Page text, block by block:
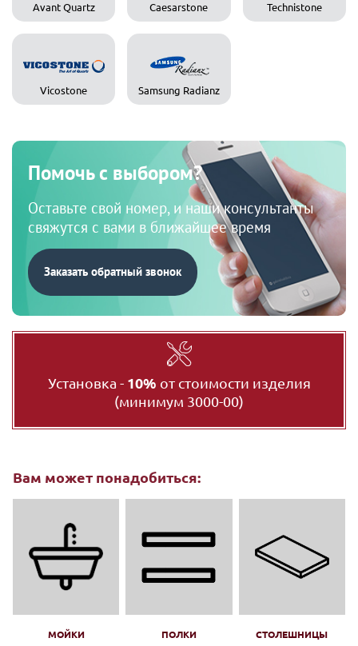
Avant Quartz Caesarstone Technistone
Vicostone Samsung Radianz
Помочь с выбором?
Оставьте свой номер, и наши консультанты
свяжутся с вами в ближайшее время
Заказать обратный звонок
Установка - 10% от стоимости изделия
(минимум 3000-00)
Вам может понадобиться:
МОЙКИ ПОЛКИ СТОЛЕШНИЦЫ